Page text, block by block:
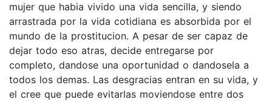
mujer que habia vivido una vida sencilla, y siendo
arrastrada por la vida cotidiana es absorbida por el
mundo de la prostitucion. A pesar de ser capaz de
dejar todo eso atras, decide entregarse por
completo, dandose una oportunidad o dandosela a
todos los demas. Las desgracias entran en su vida, y
el cree que puede evitarlas moviendose entre dos